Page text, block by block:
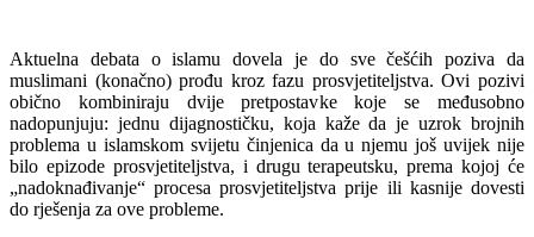
Aktuelna debata o islamu dovela je do sve češćih poziva da
muslimani (konačno) prođu kroz fazu prosvjetiteljstva. Ovi pozivi
obično kombiniraju dvije pretpostavke koje se međusobno
nadopunjuju: jednu dijagnostičku, koja kaže da je uzrok brojnih
problema u islamskom svijetu činjenica da u njemu još uvijek nije
bilo epizode prosvjetiteljstva, i drugu terapeutsku, prema kojoj će
„nadoknađivanje“ procesa prosvjetiteljstva prije ili kasnije dovesti
do rješenja za ove probleme.